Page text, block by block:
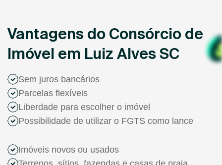
Vantagens do Consórcio de
Imóvel em Luiz Alves SC
Sem juros bancários
Parcelas flexíveis
Liberdade para escolher o imóvel
Possibilidade de utilizar o FGTS como lance
Imóveis novos ou usados